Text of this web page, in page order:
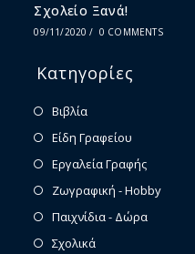
Σχολείο Ξανά!
09/11/2020 / 0 COMMENTS
Κατηγορίες
Βιβλία
Είδη Γραφείου
Εργαλεία Γραφής
Ζωγραφική - Hobby
Παιχνίδια - Δώρα
Σχολικά